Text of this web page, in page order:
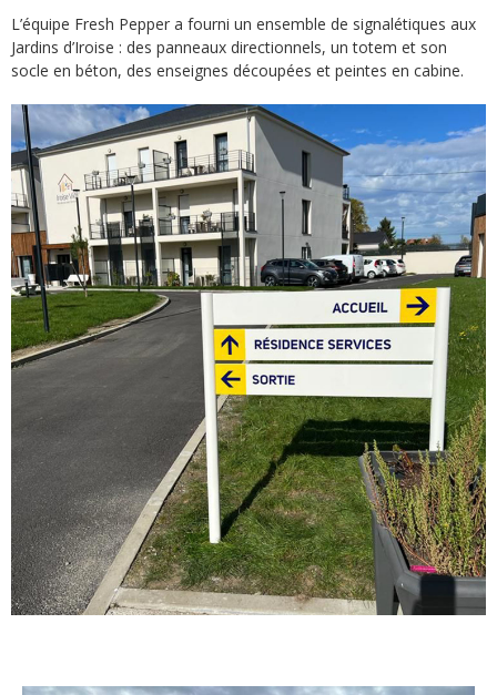
L’équipe Fresh Pepper a fourni un ensemble de signalétiques aux
Jardins d’Iroise : des panneaux directionnels, un totem et son
socle en béton, des enseignes découpées et peintes en cabine.